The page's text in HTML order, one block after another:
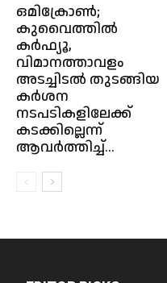
ഒമിക്രോൺ;
കുവൈത്തിൽ
കർഫ്യൂ,
വിമാനത്താവളം
അടച്ചിടൽ തുടങ്ങിയ
കർശന
നടപടികളിലേക്ക്
കടക്കില്ലെന്ന്
ആവർത്തിച്ച്...